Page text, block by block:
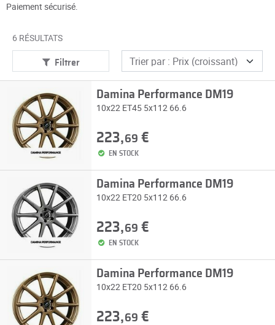
Paiement sécurisé.
6 RÉSULTATS
Filtrer
Damina Performance DM19
10x22 ET45 5x112 66.6
223,69 €
EN STOCK
Damina Performance DM19
10x22 ET20 5x112 66.6
223,69 €
EN STOCK
Damina Performance DM19
10x22 ET20 5x112 66.6
223,69 €